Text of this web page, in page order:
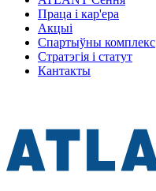
Праца і кар'ера
Акцыі
Спартыўны комплекс
Стратэгія і статут
Кантакты